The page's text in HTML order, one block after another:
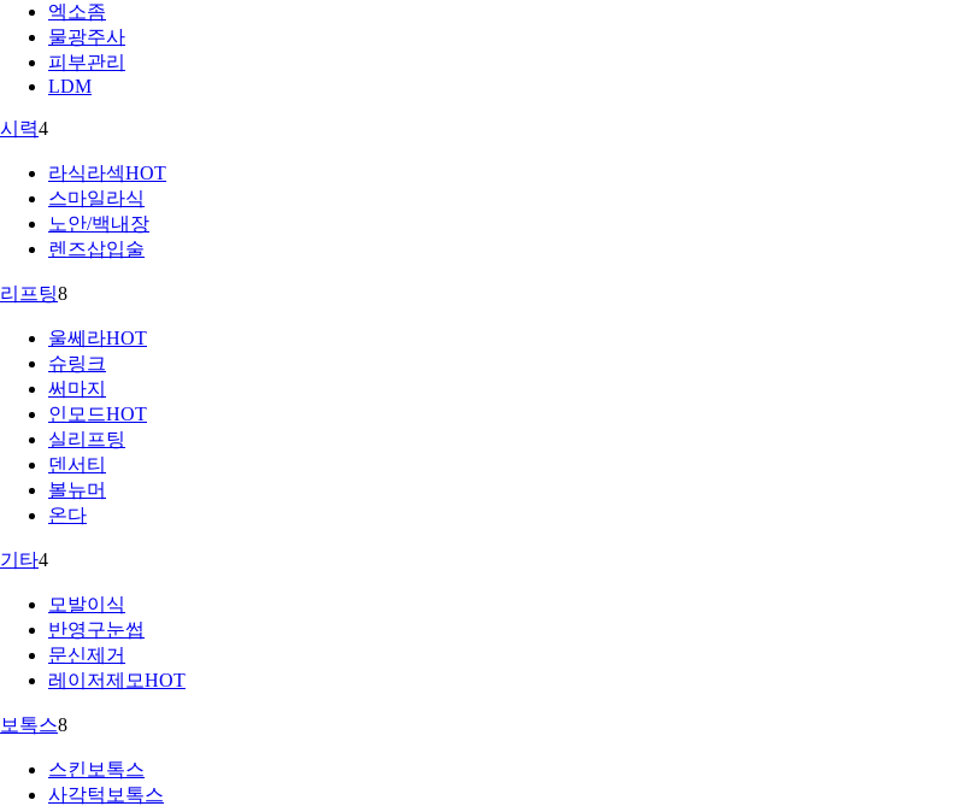
엑소좀
물광주사
피부관리
LDM
시력4
라식라섹HOT
스마일라식
노안/백내장
렌즈삽입술
리프팅8
울쎄라HOT
슈링크
써마지
인모드HOT
실리프팅
덴서티
볼뉴머
온다
기타4
모발이식
반영구눈썹
문신제거
레이저제모HOT
보톡스8
스킨보톡스
사각턱보톡스